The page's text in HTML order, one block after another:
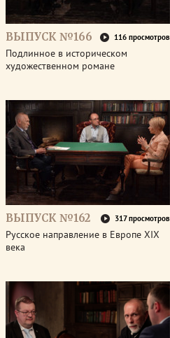
ВЫПУСК №166 116 просмотров
Подлинное в историческом
художественном романе
ВЫПУСК №162 317 просмотров
Русское направление в Европе XIX
века